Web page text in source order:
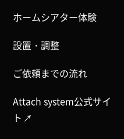
ホームシアター体験
設置・調整
ご依頼までの流れ
Attach system公式サイ
ト